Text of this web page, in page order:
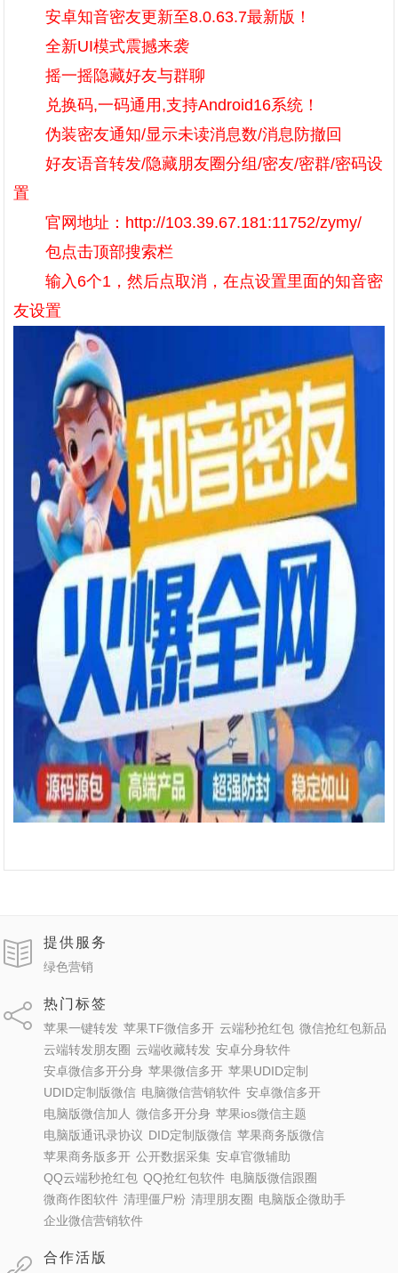
安卓知音密友更新至8.0.63.7最新版！
全新UI模式震撼来袭
摇一摇隐藏好友与群聊
兑换码,一码通用,支持Android16系统！
伪装密友通知/显示未读消息数/消息防撤回
好友语音转发/隐藏朋友圈分组/密友/密群/密码设
置
官网地址：http://103.39.67.181:11752/zymy/
包点击顶部搜索栏
输入6个1，然后点取消，在点设置里面的知音密
友设置
提供服务
绿色营销
热门标签
苹果一键转发 苹果TF微信多开 云端秒抢红包 微信抢红包新品
云端转发朋友圈 云端收藏转发 安卓分身软件
安卓微信多开分身 苹果微信多开 苹果UDID定制
UDID定制版微信 电脑微信营销软件 安卓微信多开
电脑版微信加人 微信多开分身 苹果ios微信主题
电脑版通讯录协议 DID定制版微信 苹果商务版微信
苹果商务版多开 公开数据采集 安卓官微辅助
QQ云端秒抢红包 QQ抢红包软件 电脑版微信跟圈
微商作图软件 清理僵尸粉 清理朋友圈 电脑版企微助手
企业微信营销软件
合作活版